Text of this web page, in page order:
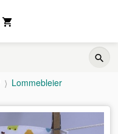
Lommebleier